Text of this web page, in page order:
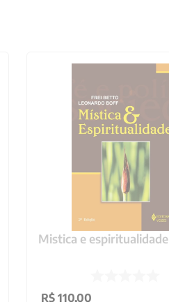
Mistica e espiritualidade
R$ 110,00